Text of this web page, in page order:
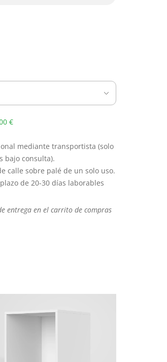
€
mediante transportista (solo
bajo consulta).
calle sobre palé de un solo uso.
de 20-30 días laborables
entrega en el carrito de compras